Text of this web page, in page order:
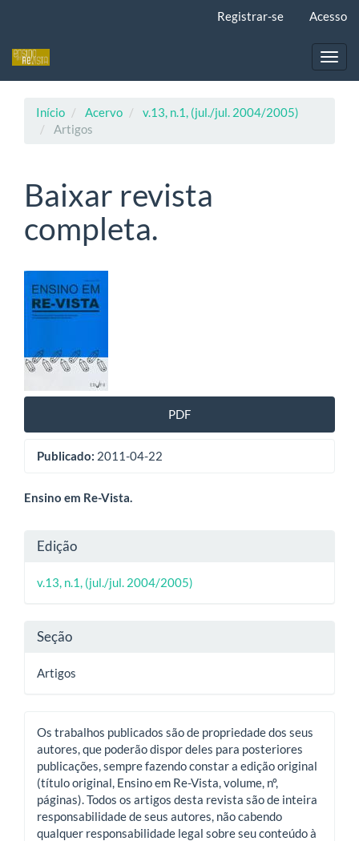
principal
Registrar-se Acesso
Início Acervo
v.13, n.1, (jul./jul. 2004/2005)
Artigos
Baixar revista
completa.
Barra
lateral
artigos
PDF
Publicado: 2011-04-22
Conteúdo
artigo
principal
Ensino em Re-Vista.
Detalhes
do
artigo
Edição
v.13, n.1, (jul./jul. 2004/2005)
Seção
Artigos
Os trabalhos publicados são de propriedade dos seus
autores, que poderão dispor deles para posteriores
publicações, sempre fazendo constar a edição original
(título original, Ensino em Re-Vista, volume, nº,
páginas). Todos os artigos desta revista são de inteira
responsabilidade de seus autores, não cabendo
qualquer responsabilidade legal sobre seu conteúdo à